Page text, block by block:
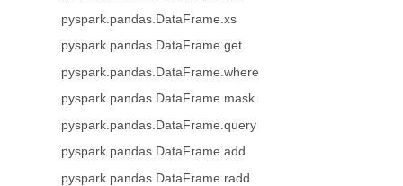
pyspark.pandas.DataFrame.xs
pyspark.pandas.DataFrame.get
pyspark.pandas.DataFrame.where
pyspark.pandas.DataFrame.mask
pyspark.pandas.DataFrame.query
pyspark.pandas.DataFrame.add
pyspark.pandas.DataFrame.radd